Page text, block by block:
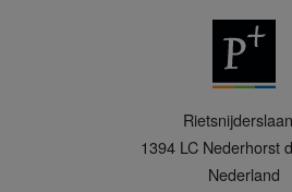
1394 LC Nederhorst
Nederland